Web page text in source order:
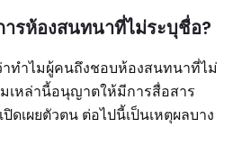
รห้องสนทนาที่ไม่ระบุชื่อ?
าทำไมผู้คนถึงชอบห้องสนทนาที่ไม่
เหล่านี้อนุญาตให้มีการสื่อสาร
ดเผยตัวตน ต่อไปนี้เป็นเหตุผลบาง